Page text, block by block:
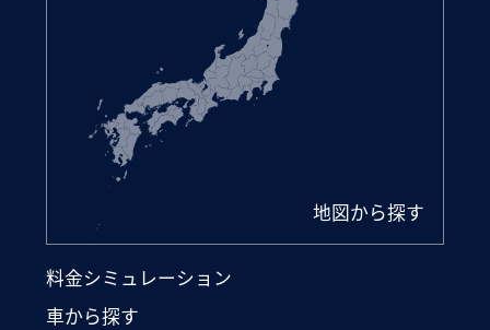
地図から探す
料金シミュレーション
車から探す